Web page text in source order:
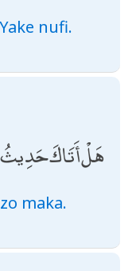
nufi.
هَلْ أَتَاكَ حَدِيثُ
maka.